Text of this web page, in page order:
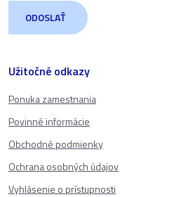
Užitočné odkazy
Ponuka zamestnania
Povinné informácie
Obchodné podmienky
Ochrana osobných údajov
Vyhlásenie o prístupnosti